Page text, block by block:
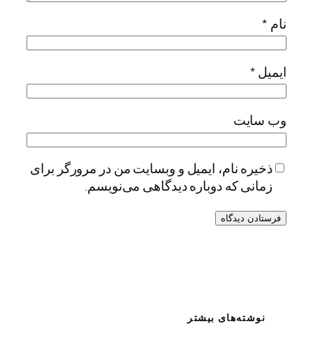
نام *
ایمیل*
وب‌ سایت
ذخیره نام، ایمیل و وبسایت من در مرورگر برای
زمانی که دوباره دیدگاهی می‌نویسم.
نوشته‌های بیشتر